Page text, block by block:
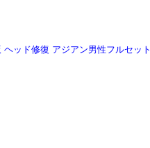
ッド修復 アジアン男性フルセット